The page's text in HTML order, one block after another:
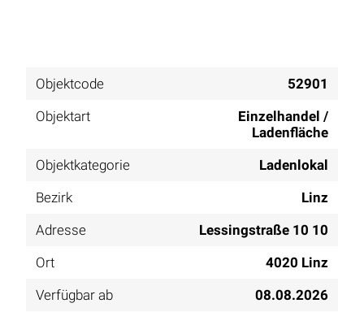
Objektcode
52901
Objektart
Einzelhandel /
Ladenfläche
Objektkategorie
Ladenlokal
Bezirk
Linz
Adresse
Lessingstraße 10 10
Ort
4020 Linz
Verfügbar ab
08.08.2026